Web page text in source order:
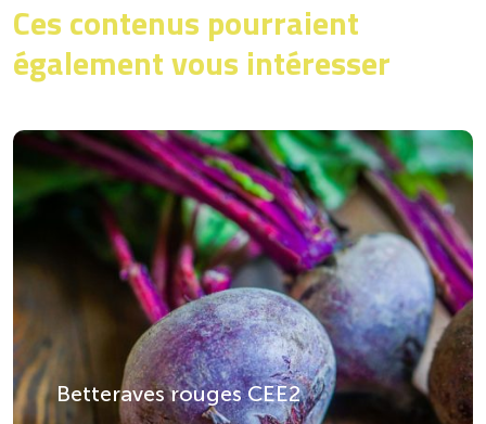
Ces contenus pourraient
également vous intéresser
Betteraves rouges CEE2